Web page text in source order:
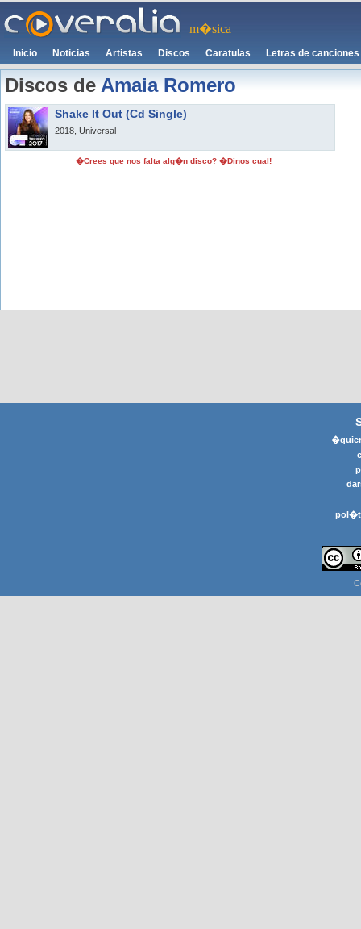
m�sica
Inicio Noticias Artistas Discos Caratulas Letras de canciones
Discos deAmaia Romero
Shake It Out (Cd Single)
2018, Universal
�Crees que nos falta alg�n disco? �Dinos cual!